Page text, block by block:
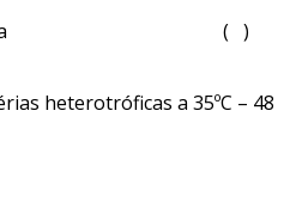
) Ausência ( )
heterotróficas a 35ºC – 48